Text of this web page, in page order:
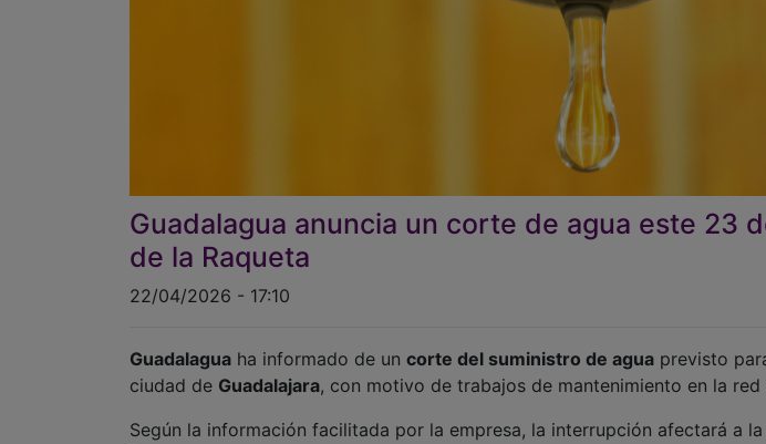
Guadalagua anuncia un corte de agua este 23
de la Raqueta
22/04/2026 - 17:10
Guadalagua ha informado de un corte del suministro de agua previsto
ciudad de Guadalajara, con motivo de trabajos de mantenimiento en la
Según la información facilitada por la empresa, la interrupción afectará a